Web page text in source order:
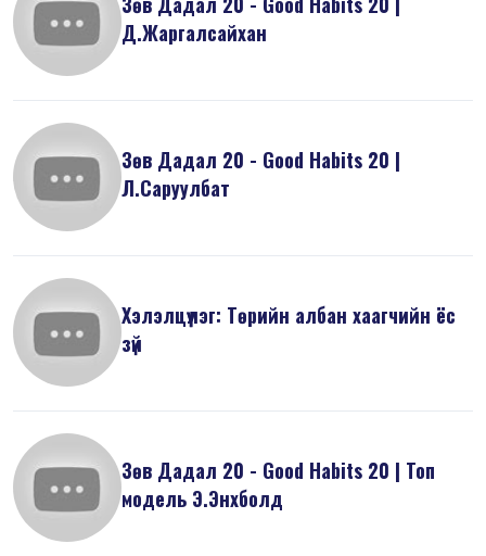
Д.Жаргалсайхан
Зөв Дадал 20 - Good Habits 20 |
Л.Саруулбат
Хэлэлцүүлэг: Төрийн албан хаагчийн ёс
зүй
Зөв Дадал 20 - Good Habits 20 | Топ
модель Э.Энхболд